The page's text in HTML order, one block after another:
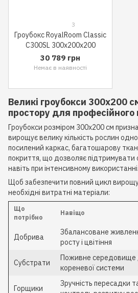
3
Гроубокс RoyalRoom Classic
C300SL 300x200x200
30 789 грн
Немає в наявності
Великі гроубокси 300x200
простору для
Гроубокси розміром 300x200 см
вирощує велику кількість рослин
посилений каркас, багатошарову
покриття, що дозволяє підтримувати
навіть при інтенсивному використанні.
Щоб забезпечити повний цикл
необхідні витратні матеріали:
Що
потрібно
Навіщо
Добрива
Збалансоване
росту і цвітіння
Субстрати
Поживне середовище
кореневої системи
Горщики
Зручність пересадки